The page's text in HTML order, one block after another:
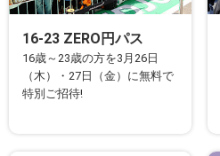
16-23 ZERO円パス
16歳～23歳の方を3月26日
（木）・27日（金）に無料で
特別ご招待!